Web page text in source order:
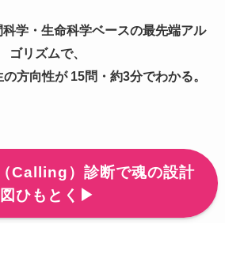
学・生命科学ベースの最先端アル
ゴリズムで、
方向性が 15問・約3分でわかる。
Calling）診断で魂の設計
図ひもとく▶